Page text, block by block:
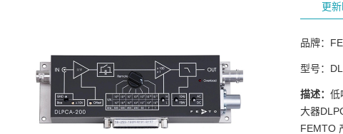
更
品牌：
型号：
描述：低
大器
FEMTO